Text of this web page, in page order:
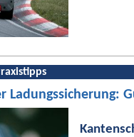
Ladungssicherung: